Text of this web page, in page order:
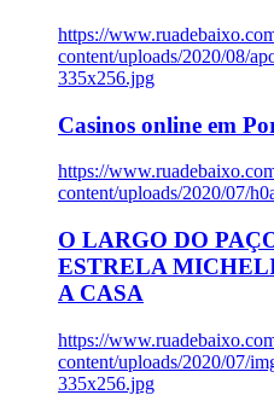
https://
content/uploads/2020/08/
335x256.jpg
Casinos online em
https://
content/uploads/2020/07/
O LARGO DO
ESTRELA
A CASA
https://
content/uploads/2020/07/
335x256.jpg